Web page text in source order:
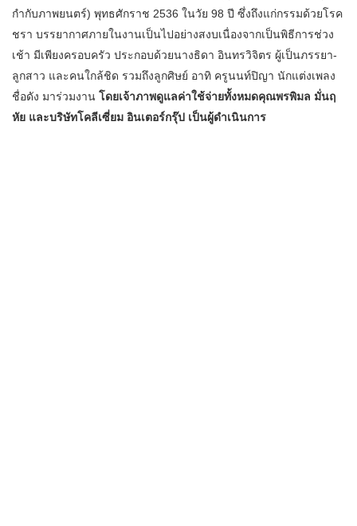
กำกับภาพยนตร์) พุทธศักราช 2536 ในวัย 98 ปี ซึ่งถึงแก่กรรมด้วยโรค
ชรา​ บรรยากาศภายในงานเป็นไปอย่างสงบเนื่องจากเป็นพิธีการช่วง
เช้า มีเพียงครอบครัว ประกอบด้วยนางธิดา อินทรวิจิตร ผู้เป็นภรรยา-
ลูกสาว และคนใกล้ชิด รวมถึงลูกศิษย์ อาทิ ครูนนท์ปิญา นักแต่งเพลง
ชื่อดัง มาร่วมงาน โดยเจ้าภาพดูแลค่าใช้จ่ายทั้งหมดคุณพรพิมล มั่นฤ
หัย และบริษัทโคลีเซี่ยม อินเตอร์กรุ๊ป เป็นผู้ดำเนินการ